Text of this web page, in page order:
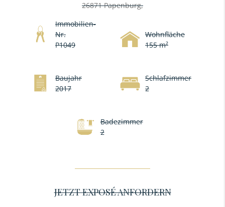
26871 Papenburg,
Immobilien-
Nr.
P1049
Wohnfläche
155 m²
Baujahr
2017
Schlafzimmer
2
Badezimmer
2
JETZT EXPOSÉ ANFORDERN